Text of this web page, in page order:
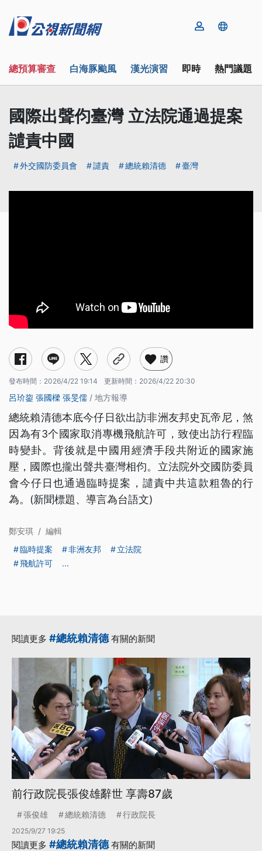
總預算審查 白海豚颱風 漢光演習 即時 熱門議題
國際出聲伨臺灣 立法院通過提案
譴責中國
外交國防委員會 譴責 總統賴清德 臺灣
讚
發布時間： 2026/4/22 19:14 更新時間： 2026/4/22 20:30
呂玠鋆 張國樑 張旻儒 / 地方報導
總統賴清德本底今仔日欲出訪非洲友邦史瓦帝尼，煞
因為有3个國家取消專機飛航許可，致使出訪行程臨
時變卦。背後就是中國用經濟手段共附近的國家施
壓，國際也攏出聲共臺灣相伨。立法院外交國防委員
會今仔日也通過臨時提案，譴責中共這款粗魯的行
為。(新聞標題、導言為台語文)
鄭安琪 / 編輯
臨時提案
非洲友邦
立法院
飛航許可
...
閱讀更多 #總統賴清德有關的新聞
前行政院長張俊雄辭世 享壽87歲
張俊雄 總統賴清德 行政院長
2025/9/27 19:25
閱讀更多 #總統賴清德有關的新聞